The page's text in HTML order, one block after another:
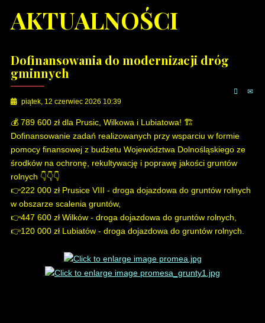
AKTUALNOŚCI
Dofinansowania do modernizacji dróg
gminnych
piątek, 12 czerwiec 2026 10:39
💰 789 600 zł dla Prusic, Wilkowa i Lubiatowa! 🏗
Dofinansowanie zadań realizowanych przy wsparciu w formie
pomocy finansowej z budżetu Województwa Dolnośląskiego ze
środków na ochronę, rekultywację i poprawę jakości gruntów
rolnych 👇👇👇
👉222 000 zł Prusice VIII - droga dojazdowa do gruntów rolnych
w obszarze scalenia gruntów,
👉447 600 zł Wilków - droga dojazdowa do gruntów rolnych,
👉120 000 zł Lubiatów - droga dojazdowa do gruntów rolnych.